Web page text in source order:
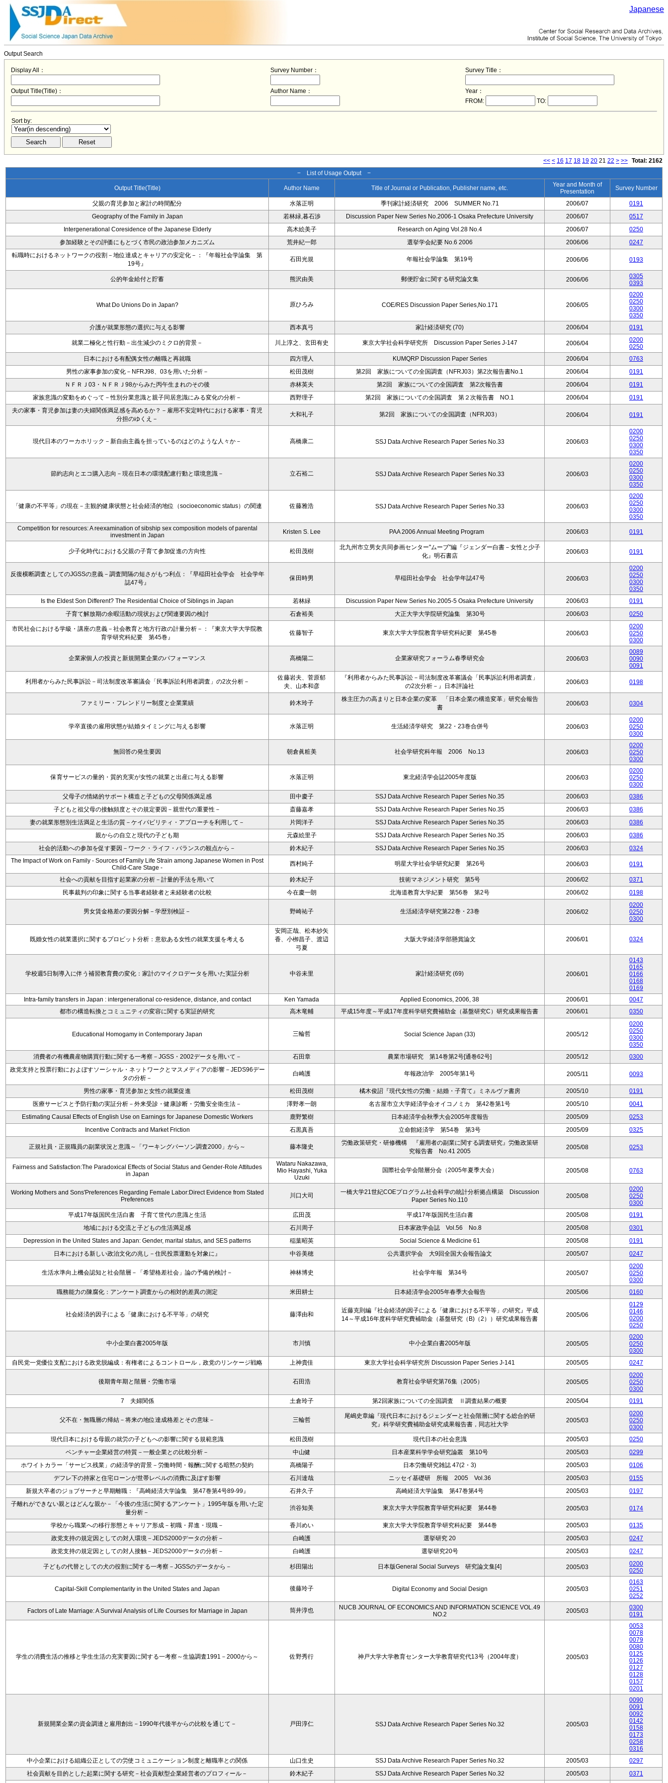
Japanese
Output Search
Display All： Survey Number： Survey Title：
Output Title(Title)： Author Name：
Year：
FROM:
TO:
Sort by:
<< < 16 17 18 19 20 21 22 > >> Total: 2162
− List of Usage Output −
Output Title(Title) Author Name Title of Journal or Publication, Publisher name, etc.
Year and Month of
Presentation
Survey Number
父親の育児参加と家計の時間配分 水落正明 季刊家計経済研究 2006 SUMMER No.71 2006/07
0191
Geography of the Family in Japan
若林緑,暮石渉 Discussion Paper New Series No.2006-1 Osaka Prefecture University 2006/07
0517
Intergenerational Coresidence of the Japanese Elderly
高木絵美子 Research on Aging Vol.28 No.4 2006/07
0250
参加経験とその評価にもとづく市民の政治参加メカニズム
荒井紀一郎 選挙学会紀要 No.6 2006 2006/06
0247
転職時におけるネットワークの役割－地位達成とキャリアの安定化－：『年報社会学論集 第
19号』
石田光規 年報社会学論集 第19号 2006/06 0193
公的年金給付と貯蓄 熊沢由美 郵便貯金に関する研究論文集 2006/06
0305
0393
What Do Unions Do in Japan? 原ひろみ COE/RES Discussion Paper Series,No.171 2006/05
0200
0250
0300
0350
介護が就業形態の選択に与える影響
西本真弓 家計経済研究 (70) 2006/04 0191
就業二極化と性行動－出生減少のミクロ的背景－ 川上淳之、玄田有史 東京大学社会科学研究所 Discussion Paper Series J-147 2006/04
0200
0250
日本における有配偶女性の離職と再就職
四方理人 KUMQRP Discussion Paper Series 2006/04
0763
男性の家事参加の変化－NFRJ98、03を用いた分析－
松田茂樹 第2回 家族についての全国調査（NFRJ03）第2次報告書No.1 2006/04
0191
ＮＦＲＪ03・ＮＦＲＪ98からみた丙午生まれのその後
赤林英夫 第2回 家族についての全国調査 第2次報告書 2006/04
0191
家族意識の変動をめぐって－性別分業意識と親子同居意識にみる変化の分析－
西野理子 第2回 家族についての全国調査 第２次報告書 NO.1 2006/04
0191
夫の家事・育児参加は妻の夫婦関係満足感を高めるか？－雇用不安定時代における家事・育児
分担のゆくえ－
大和礼子 第2回 家族についての全国調査（NFRJ03） 2006/04 0191
現代日本のワーカホリック－新自由主義を担っているのはどのような人々か－ 高橋康二 SSJ Data Archive Research Paper Series No.33 2006/03
0200
0250
0300
0350
節約志向とエコ購入志向－現在日本の環境配慮行動と環境意識－ 立石裕二 SSJ Data Archive Research Paper Series No.33 2006/03
0200
0250
0300
0350
「健康の不平等」の現在－主観的健康状態と社会経済的地位（socioeconomic status）の関連 佐藤雅浩 SSJ Data Archive Research Paper Series No.33 2006/03
0200
0250
0300
0350
Competition for resources: A reexamination of sibship sex composition models of parental
investment in Japan
Kristen S. Lee PAA 2006 Annual Meeting Program 2006/03 0191
少子化時代における父親の子育て参加促進の方向性 松田茂樹
北九州市立男女共同参画センター"ムーブ"編『ジェンダー白書－女性と少子
化』明石書店
2006/03 0191
反復横断調査としてのJGSSの意義－調査間隔の短さがもつ利点：『早稲田社会学会 社会学年
誌47号』
保田時男 早稲田社会学会 社会学年誌47号 2006/03
0200
0250
0300
0350
Is the Eldest Son Different? The Residential Choice of Siblings in Japan
若林緑 Discussion Paper New Series No.2005-5 Osaka Prefecture University 2006/03
0191
子育て解放期の余暇活動の現状および関連要因の検討
石倉裕美 大正大学大学院研究論集 第30号 2006/03 0250
市民社会における学級・講座の意義－社会教育と地方行政の計量分析－：『東京大学大学院教
育学研究科紀要 第45巻』
佐藤智子 東京大学大学院教育学研究科紀要 第45巻 2006/03
0200
0250
0300
企業家個人の投資と新規開業企業のパフォーマンス 高橋陽二 企業家研究フォーラム春季研究会 2006/03
0089
0090
0091
利用者からみた民事訴訟－司法制度改革審議会「民事訴訟利用者調査」の2次分析－
佐藤岩夫、菅原郁
夫、山本和彦
『利用者からみた民事訴訟－司法制度改革審議会「民事訴訟利用者調査」
の2次分析－』日本評論社
2006/03 0198
ファミリー・フレンドリー制度と企業業績 鈴木玲子
株主圧力の高まりと日本企業の変革 「日本企業の構造変革」研究会報告
書
2006/03 0304
学卒直後の雇用状態が結婚タイミングに与える影響 水落正明 生活経済学研究 第22・23巻合併号 2006/03
0200
0250
0300
無回答の発生要因 朝倉眞粧美 社会学研究科年報 2006 No.13 2006/03
0200
0250
0300
保育サービスの量的・質的充実が女性の就業と出産に与える影響 水落正明 東北経済学会誌2005年度版 2006/03
0200
0250
0300
父母子の情緒的サポート構造と子どもの父母関係満足感
田中慶子 SSJ Data Archive Research Paper Series No.35 2006/03
0386
子どもと祖父母の接触頻度とその規定要因－親世代の重要性－
斎藤嘉孝 SSJ Data Archive Research Paper Series No.35 2006/03
0386
妻の就業形態別生活満足と生活の質－ケイパビリティ・アプローチを利用して－
片岡洋子 SSJ Data Archive Research Paper Series No.35 2006/03
0386
親からの自立と現代の子ども期
元森絵里子 SSJ Data Archive Research Paper Series No.35 2006/03
0386
社会的活動への参加を促す要因－ワーク・ライフ・バランスの観点から－
鈴木紀子 SSJ Data Archive Research Paper Series No.35 2006/03
0324
The Impact of Work on Family - Sources of Family Life Strain among Japanese Women in Post
Child-Care Stage -
西村純子 明星大学社会学研究紀要 第26号 2006/03 0191
社会への貢献を目指す起業家の分析－計量的手法を用いて 鈴木紀子 技術マネジメント研究 第5号 2006/02
0371
民事裁判の印象に関する当事者経験者と未経験者の比較
今在慶一朗 北海道教育大学紀要 第56巻 第2号 2006/02 0198
男女賃金格差の要因分解－学歴別検証－ 野崎祐子 生活経済学研究第22巻・23巻 2006/02
0200
0250
0300
既婚女性の就業選択に関するプロビット分析：意欲ある女性の就業支援を考える
安岡正哉、松本紗矢
香、小栁昌子、渡辺
弓夏
大阪大学経済学部懸賞論文 2006/01 0324
学校週5日制導入に伴う補習教育費の変化：家計のマイクロデータを用いた実証分析 中谷未里 家計経済研究 (69) 2006/01
0143
0165
0166
0168
0169
Intra-family transfers in Japan : intergenerational co-residence, distance, and contact
Ken Yamada Applied Economics, 2006, 38 2006/01
0047
都市の構造転換とコミュニティの変容に関する実証的研究
高木竜輔 平成15年度～平成17年度科学研究費補助金（基盤研究C）研究成果報告書 2006/01 0350
Educational Homogamy in Contemporary Japan 三輪哲 Social Science Japan (33) 2005/12
0200
0250
0300
0350
消費者の有機農産物購買行動に関する一考察－JGSS・2002データを用いて－
石田章 農業市場研究 第14巻第2号[通巻62号] 2005/12
0300
政党支持と投票行動におよぼすソーシャル・ネットワークとマスメディアの影響－JEDS96デー
タの分析－
白崎護 年報政治学 2005年第1号 2005/11 0093
男性の家事・育児参加と女性の就業促進 松田茂樹 橘木俊詔『現代女性の労働・結婚・子育て』ミネルヴァ書房 2005/10
0191
医療サービスと予防行動の実証分析－外来受診・健康診断・労働安全衛生法－
澤野孝一朗 名古屋市立大学経済学会オイコノミカ 第42巻第1号 2005/10
0041
Estimating Causal Effects of English Use on Earnings for Japanese Domestic Workers
鹿野繁樹 日本経済学会秋季大会2005年度報告 2005/09
0253
Incentive Contracts and Market Friction
石黒真吾 立命館経済学 第54巻 第3号 2005/09 0325
正規社員・正規職員の副業状況と意識～「ワーキングパーソン調査2000」から～ 藤本隆史
労働政策研究・研修機構 『雇用者の副業に関する調査研究』労働政策研
究報告書 No.41 2005
2005/08 0253
Fairness and Satisfaction:The Paradoxical Effects of Social Status and Gender-Role Attitudes
in Japan
Wataru Nakazawa,
Mio Hayashi, Yuka
Uzuki
国際社会学会階層分会（2005年夏季大会） 2005/08 0763
Working Mothers and Sons'Preferences Regarding Female Labor:Direct Evidence from Stated
Preferences
川口大司
一橋大学21世紀COEプログラム社会科学の統計分析拠点構築 Discussion
Paper Series No.110
2005/08
0200
0250
0300
平成17年版国民生活白書 子育て世代の意識と生活
広田茂 平成17年版国民生活白書 2005/08
0191
地域における交流と子どもの生活満足感
石川周子 日本家政学会誌 Vol.56 No.8 2005/08
0301
Depression in the United States and Japan: Gender, marital status, and SES patterns
稲葉昭英 Social Science & Medicine 61 2005/08
0191
日本における新しい政治文化の兆し－住民投票運動を対象に』
中谷美穂 公共選択学会 大9回全国大会報告論文 2005/07 0247
生活水準向上機会認知と社会階層－「希望格差社会」論の予備的検討－ 神林博史 社会学年報 第34号 2005/07
0200
0250
0300
職務能力の陳腐化：アンケート調査からの相対的差異の測定
米田耕士 日本経済学会2005年春季大会報告 2005/06 0160
社会経済的因子による「健康における不平等」の研究 藤澤由和
近藤克則編『社会経済的因子による「健康における不平等」の研究』平成
14～平成16年度科学研究費補助金（基盤研究（B)（2））研究成果報告書
2005/06
0129
0146
0200
0250
中小企業白書2005年版 市川慎 中小企業白書2005年版 2005/05
0200
0250
0300
自民党一党優位支配における政党脱編成：有権者によるコントロール，政党のリンケージ戦略
上神貴佳 東京大学社会科学研究所 Discussion Paper Series J-141 2005/05 0247
後期青年期と階層・労働市場 石田浩 教育社会学研究第76集（2005） 2005/05
0200
0250
0300
7 夫婦関係
土倉玲子 第2回家族についての全国調査 Ⅱ調査結果の概要 2005/04 0191
父不在・無職層の帰結－将来の地位達成格差とその意味－ 三輪哲
尾嶋史章編『現代日本におけるジェンダーと社会階層に関する総合的研
究』科学研究費補助金研究成果報告書，同志社大学
2005/03
0200
0250
0300
現代日本における母親の就労の子どもへの影響に関する規範意識
松田茂樹 現代日本の社会意識 2005/03
0250
ベンチャー企業経営の特質－一般企業との比較分析－
中山健 日本産業科学学会研究論叢 第10号 2005/03
0299
ホワイトカラー「サービス残業」の経済学的背景－労働時間・報酬に関する暗黙の契約
高橋陽子 日本労働研究雑誌 47(2・3) 2005/03
0106
デフレ下の持家と住宅ローンが世帯レベルの消費に及ぼす影響
石川達哉 ニッセイ基礎研 所報 2005 Vol.36 2005/03
0155
新規大卒者のジョブサーチと早期離職：『高崎経済大学論集 第47巻第4号89-99』
石井久子 高崎経済大学論集 第47巻第4号 2005/03
0197
子離れができない親とはどんな親か－「今後の生活に関するアンケート」1995年版を用いた定
量分析－
渋谷知美 東京大学大学院教育学研究科紀要 第44巻 2005/03 0174
学校から職業への移行形態とキャリア形成－初職・昇進・現職－ 香川めい 東京大学大学院教育学研究科紀要 第44巻 2005/03
0135
政党支持の規定因としての対人環境－JEDS2000データの分析－
白崎護 選挙研究 20 2005/03
0247
政党支持の規定因としての対人接触－JEDS2000データの分析－
白崎護 選挙研究20号 2005/03 0247
子どもの代替としての犬の役割に関する一考察－JGSSのデータから－ 杉田陽出 日本版General Social Surveys 研究論文集[4] 2005/03
0200
0250
Capital-Skill Complementarity in the United States and Japan 後藤玲子 Digital Economy and Social Design 2005/03
0163
0251
0252
Factors of Late Marriage: A Survival Analysis of Life Courses for Marriage in Japan 筒井淳也
NUCB JOURNAL OF ECONOMICS AND INFORMATION SCIENCE VOL.49
NO.2
2005/03
0300
0191
学生の消費生活の推移と学生生活の充実要因に関する一考察～生協調査1991－2000から～ 佐野秀行 神戸大学大学教育センター大学教育研究代13号（2004年度） 2005/03
0053
0078
0079
0080
0125
0126
0127
0128
0157
0201
新規開業企業の資金調達と雇用創出－1990年代後半からの比較を通じて－ 戸田淳仁 SSJ Data Archive Research Paper Series No.32 2005/03
0090
0091
0092
0142
0158
0173
0258
0316
中小企業における組織公正としての労使コミュニケーション制度と離職率との関係
山口生史 SSJ Data Archive Research Paper Series No.32 2005/03
0297
社会貢献を目的とした起業に関する研究－社会貢献型企業経営者のプロフィール－
鈴木紀子 SSJ Data Archive Research Paper Series No.32 2005/03 0371